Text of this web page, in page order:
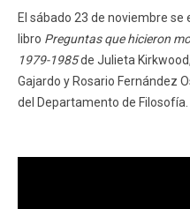
El sábado 23 de noviembre se
libro Preguntas que hicieron
1979-1985de Julieta
Gajardo y Rosario Fernández
del Departamento de Filosofía.